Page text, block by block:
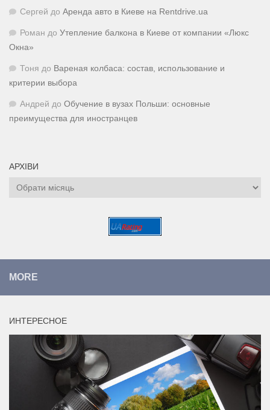
Сергей до Аренда авто в Киеве на Rentdrive.ua
Роман до Утепление балкона в Киеве от компании «Люкс
Окна»
Тоня до Вареная колбаса: состав, использование и
критерии выбора
Андрей до Обучение в вузах Польши: основные
преимущества для иностранцев
АРХІВИ
Архіви
MORE
ИНТЕРЕСНОЕ